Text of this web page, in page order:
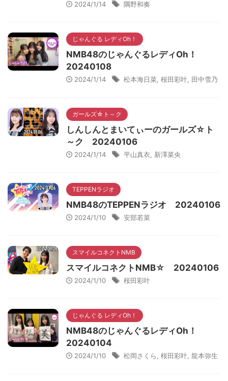
2024/1/14 隅野和奏
じゃんぐる レディOh！
NMB48のじゃんぐるレディOh！
20240108
2024/1/14 松本海日菜 桜田彩叶 田中雪乃
ガールズ☆ト～ク
しんしんとまいてぃーのガールズ☆ト
～ク 20240106
2024/1/14 平山真衣 新澤菜央
TEPPENラジオ
NMB48のTEPPENラジオ 20240106
2024/1/10 安部若菜
スマイルコネクトNMB
スマイルコネクトNMB☆ 20240106
2024/1/10 桜田彩叶
じゃんぐる レディOh！
NMB48のじゃんぐるレディOh！
20240104
2024/1/10 松岡さくら 桜田彩叶 龍本弥生